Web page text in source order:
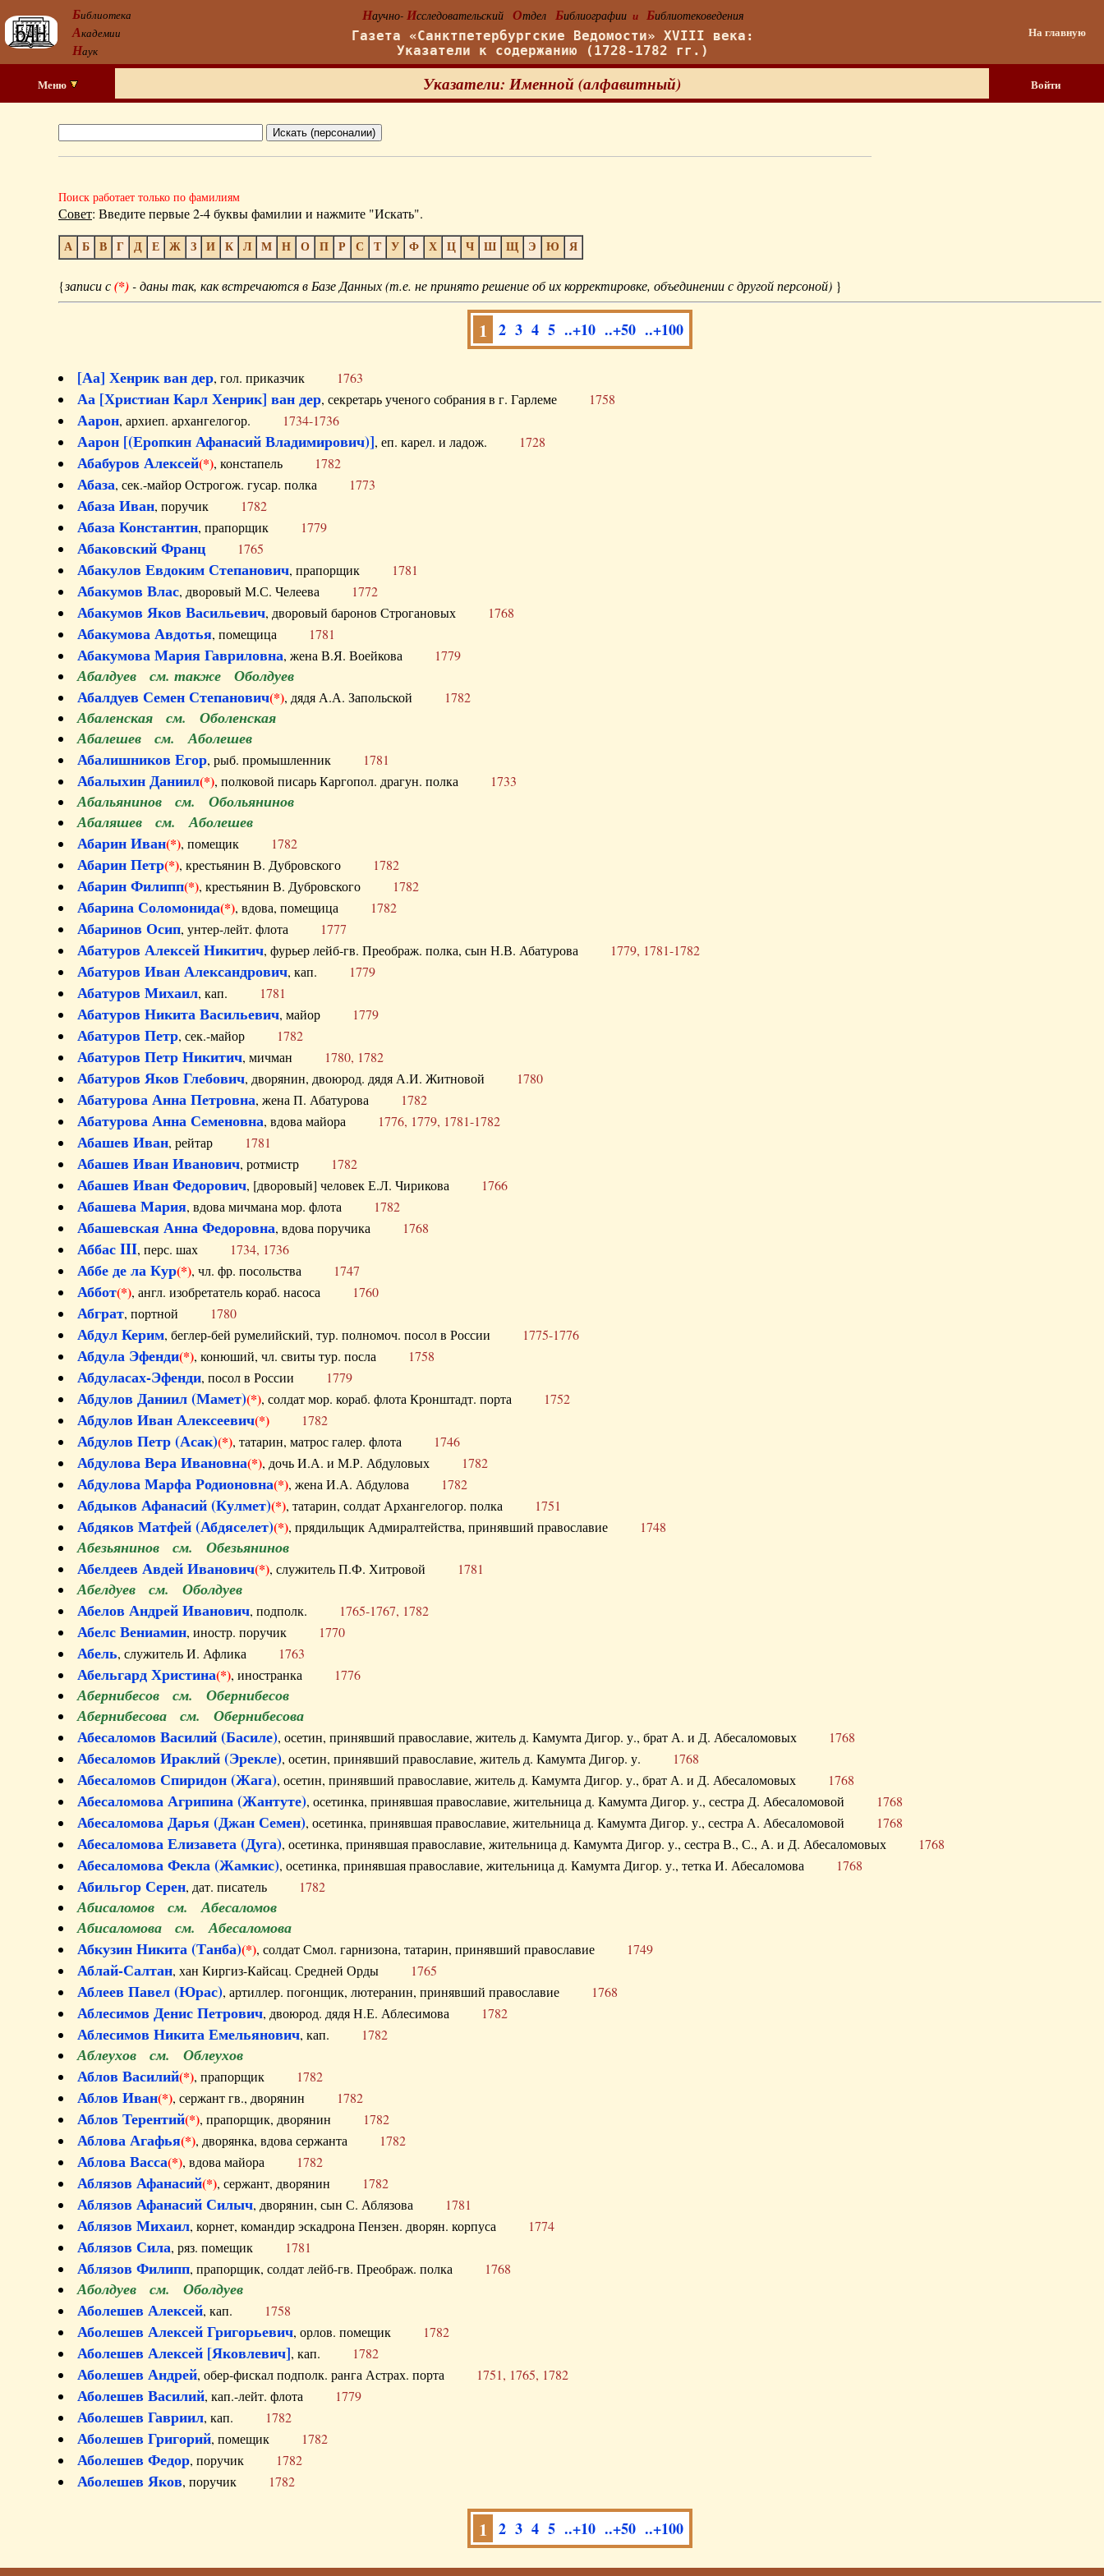
Библиотека
Академии
Наук
Научно- Исследовательский Отдел Библиографии и Библиотековедения
Газета «Санктпетербургские Ведомости» XVIII века:
Указатели к содержанию (1728-1782 гг.)
На главную
Меню Указатели: Именной (алфавитный) Войти
Поиск работает только по фамилиям
Совет: Введите первые 2-4 буквы фамилии и нажмите "Искать".
А Б В Г Д Е Ж З И К Л М Н О П Р С Т У Ф Х Ц Ч Ш Щ Э Ю Я
{записи с(*)- даны так, как встречаются в Базе Данных (т.е. не принято решение об их корректировке, объединении с другой персоной) }
1 2 3 4 5 ..+10 ..+50 ..+100
[Аа] Хенрик ван дер, гол. приказчик 1763
Аа [Христиан Карл Хенрик] ван дер, секретарь ученого собрания в г. Гарлеме 1758
Аарон, архиеп. архангелогор. 1734-1736
Аарон [(Еропкин Афанасий Владимирович)], еп. карел. и ладож. 1728
Абабуров Алексей(*), констапель 1782
Абаза, сек.-майор Острогож. гусар. полка 1773
Абаза Иван, поручик 1782
Абаза Константин, прапорщик 1779
Абаковский Франц 1765
Абакулов Евдоким Степанович, прапорщик 1781
Абакумов Влас, дворовый М.С. Челеева 1772
Абакумов Яков Васильевич, дворовый баронов Строгановых 1768
Абакумова Авдотья, помещица 1781
Абакумова Мария Гавриловна, жена В.Я. Воейкова 1779
Абалдуев см. также Оболдуев
Абалдуев Семен Степанович(*), дядя А.А. Запольской 1782
Абаленская см. Оболенская
Абалешев см. Аболешев
Абалишников Егор, рыб. промышленник 1781
Абалыхин Даниил(*), полковой писарь Каргопол. драгун. полка 1733
Абальянинов см. Обольянинов
Абаляшев см. Аболешев
Абарин Иван(*), помещик 1782
Абарин Петр(*), крестьянин В. Дубровского 1782
Абарин Филипп(*), крестьянин В. Дубровского 1782
Абарина Соломонида(*), вдова, помещица 1782
Абаринов Осип, унтер-лейт. флота 1777
Абатуров Алексей Никитич, фурьер лейб-гв. Преображ. полка, сын Н.В. Абатурова 1779, 1781-1782
Абатуров Иван Александрович, кап. 1779
Абатуров Михаил, кап. 1781
Абатуров Никита Васильевич, майор 1779
Абатуров Петр, сек.-майор 1782
Абатуров Петр Никитич, мичман 1780, 1782
Абатуров Яков Глебович, дворянин, двоюрод. дядя А.И. Житновой 1780
Абатурова Анна Петровна, жена П. Абатурова 1782
Абатурова Анна Семеновна, вдова майора 1776, 1779, 1781-1782
Абашев Иван, рейтар 1781
Абашев Иван Иванович, ротмистр 1782
Абашев Иван Федорович, [дворовый] человек Е.Л. Чирикова 1766
Абашева Мария, вдова мичмана мор. флота 1782
Абашевская Анна Федоровна, вдова поручика 1768
Аббас III, перс. шах 1734, 1736
Аббе де ла Кур(*), чл. фр. посольства 1747
Аббот(*), англ. изобретатель кораб. насоса 1760
Абграт, портной 1780
Абдул Керим, беглер-бей румелийский, тур. полномоч. посол в России 1775-1776
Абдула Эфенди(*), конюший, чл. свиты тур. посла 1758
Абдуласах-Эфенди, посол в России 1779
Абдулов Даниил (Мамет)(*), солдат мор. кораб. флота Кронштадт. порта 1752
Абдулов Иван Алексеевич(*) 1782
Абдулов Петр (Асак)(*), татарин, матрос галер. флота 1746
Абдулова Вера Ивановна(*), дочь И.А. и М.Р. Абдуловых 1782
Абдулова Марфа Родионовна(*), жена И.А. Абдулова 1782
Абдыков Афанасий (Кулмет)(*), татарин, солдат Архангелогор. полка 1751
Абдяков Матфей (Абдяселет)(*), прядильщик Адмиралтейства, принявший православие 1748
Абезьянинов см. Обезьянинов
Абелдеев Авдей Иванович(*), служитель П.Ф. Хитровой 1781
Абелдуев см. Оболдуев
Абелов Андрей Иванович, подполк. 1765-1767, 1782
Абелс Вениамин, иностр. поручик 1770
Абель, служитель И. Афлика 1763
Абельгард Христина(*), иностранка 1776
Абернибесов см. Обернибесов
Абернибесова см. Обернибесова
Абесаломов Василий (Басиле), осетин, принявший православие, житель д. Камумта Дигор. у., брат А. и Д. Абесаломовых 1768
Абесаломов Ираклий (Эрекле), осетин, принявший православие, житель д. Камумта Дигор. у. 1768
Абесаломов Спиридон (Жага), осетин, принявший православие, житель д. Камумта Дигор. у., брат А. и Д. Абесаломовых 1768
Абесаломова Агрипина (Жантуте), осетинка, принявшая православие, жительница д. Камумта Дигор. у., сестра Д. Абесаломовой 1768
Абесаломова Дарья (Джан Семен), осетинка, принявшая православие, жительница д. Камумта Дигор. у., сестра А. Абесаломовой 1768
Абесаломова Елизавета (Дуга), осетинка, принявшая православие, жительница д. Камумта Дигор. у., сестра В., С., А. и Д. Абесаломовых 1768
Абесаломова Фекла (Жамкис), осетинка, принявшая православие, жительница д. Камумта Дигор. у., тетка И. Абесаломова 1768
Абильгор Серен, дат. писатель 1782
Абисаломов см. Абесаломов
Абисаломова см. Абесаломова
Абкузин Никита (Танба)(*), солдат Смол. гарнизона, татарин, принявший православие 1749
Аблай-Салтан, хан Киргиз-Кайсац. Средней Орды 1765
Аблеев Павел (Юрас), артиллер. погонщик, лютеранин, принявший православие 1768
Аблесимов Денис Петрович, двоюрод. дядя Н.Е. Аблесимова 1782
Аблесимов Никита Емельянович, кап. 1782
Аблеухов см. Облеухов
Аблов Василий(*), прапорщик 1782
Аблов Иван(*), сержант гв., дворянин 1782
Аблов Терентий(*), прапорщик, дворянин 1782
Аблова Агафья(*), дворянка, вдова сержанта 1782
Аблова Васса(*), вдова майора 1782
Аблязов Афанасий(*), сержант, дворянин 1782
Аблязов Афанасий Силыч, дворянин, сын С. Аблязова 1781
Аблязов Михаил, корнет, командир эскадрона Пензен. дворян. корпуса 1774
Аблязов Сила, ряз. помещик 1781
Аблязов Филипп, прапорщик, солдат лейб-гв. Преображ. полка 1768
Аболдуев см. Оболдуев
Аболешев Алексей, кап. 1758
Аболешев Алексей Григорьевич, орлов. помещик 1782
Аболешев Алексей [Яковлевич], кап. 1782
Аболешев Андрей, обер-фискал подполк. ранга Астрах. порта 1751, 1765, 1782
Аболешев Василий, кап.-лейт. флота 1779
Аболешев Гавриил, кап. 1782
Аболешев Григорий, помещик 1782
Аболешев Федор, поручик 1782
Аболешев Яков, поручик 1782
1 2 3 4 5 ..+10 ..+50 ..+100